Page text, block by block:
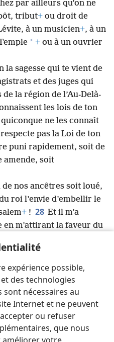
expérience possible,
des technologies
sont nécessaires au
Internet et ne peuvent
ou refuser
que nous
par ailleurs qu’on ne
tribut+ ou droit de
à un musicien+, à un
* + ou à un ouvrier
la sagesse qui te vient de
et des juges qui
la région de l’Au-Delà-
les lois de ton
ne les connaît
pas la Loi de ton
puni rapidement, soit de
amende, soit
nos ancêtres soit loué,
roi l’envie d’embellir le
+ ! 28 Et il m’a
m’attirant la faveur du
courage
et j’ai rassemblé les
pour qu’ils partent